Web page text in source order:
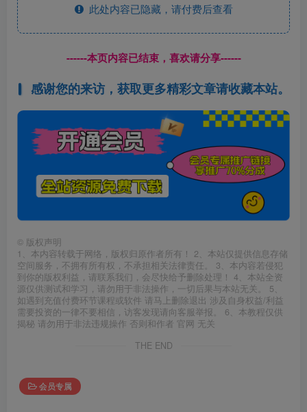
此处内容已隐藏，请付费后查看
------本页内容已结束，喜欢请分享------
感谢您的来访，获取更多精彩文章请收藏本站。
© 版权声明
1、本内容转载于网络，版权归原作者所有！ 2、本站仅提供信息存储
空间服务，不拥有所有权，不承担相关法律责任。 3、本内容若侵犯
到你的版权利益，请联系我们，会尽快给予删除处理！ 4、本站全资
源仅供测试和学习，请勿用于非法操作，一切后果与本站无关。 5、
如遇到充值付费环节课程或软件 请马上删除退出 涉及自身权益/利益
需要投资的一律不要相信，访客发现请向客服举报。 6、本教程仅供
揭秘 请勿用于非法违规操作 否则和作者 官网 无关
THE END
会员专属